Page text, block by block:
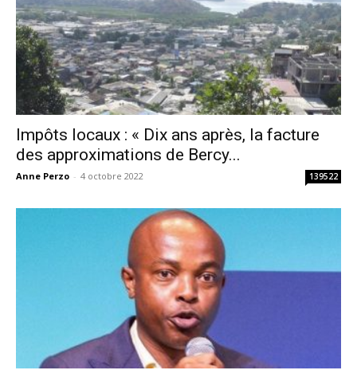
Impôts locaux : « Dix ans après, la facture
des approximations de Bercy...
Anne Perzo - 4 octobre 2022 139522